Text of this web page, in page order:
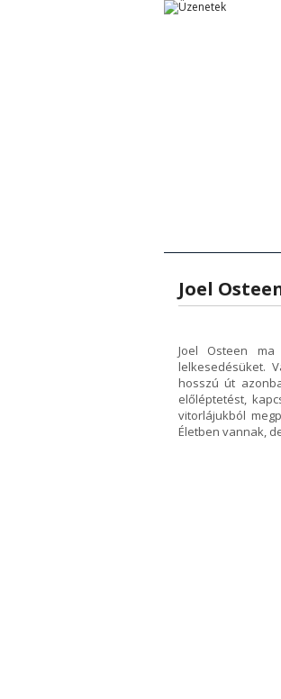
Joel
Joel Osteen
lelkesedésüket.
hosszú út
előléptetést,
vitorlájukból
Életben vannak,